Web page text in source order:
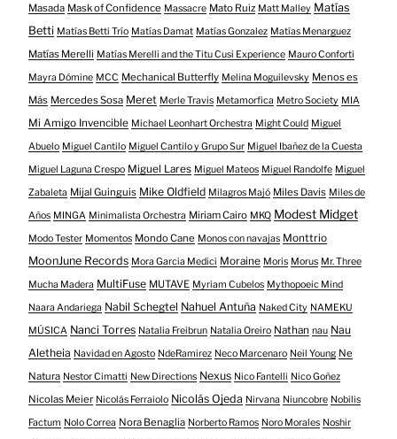
Masada Mask of Confidence Massacre Mato Ruiz Matt Malley Matías
Betti Matías Betti Trío Matías Damat Matías Gonzalez Matías Menarguez
Matías Merelli Matías Merelli and the Titu Cusi Experience Mauro Conforti
Mayra Dómine MCC Mechanical Butterfly Melina Moguilevsky Menos es
Más Mercedes Sosa Meret Merle Travis Metamorfica Metro Society MIA
Mi Amigo Invencible Michael Leonhart Orchestra Might Could Miguel
Abuelo Miguel Cantilo Miguel Cantilo y Grupo Sur Miguel Ibañez de la Cuesta
Miguel Laguna Crespo Miguel Lares Miguel Mateos Miguel Randolfe Miguel
Zabaleta Mijal Guinguis Mike Oldfield Milagros Majó Miles Davis Miles de
Años MINGA Minimalista Orchestra Miriam Cairo MKQ Modest Midget
Modo Tester Momentos Mondo Cane Monos con navajas Monttrio
MoonJune Records Mora Garcia Medici Moraine Moris Morus Mr. Three
Mucha Madera MultiFuse MUTAVE Myriam Cubelos Mythopoeic Mind
Naara Andariega Nabil Schegtel Nahuel Antuña Naked City NAMEKU
MÚSICA Nanci Torres Natalia Freibrun Natalia Oreiro Nathan nau Nau
Aletheia Navidad en Agosto NdeRamirez Neco Marcenaro Neil Young Ne
Natura Nestor Cimatti New Directions Nexus Nico Fantelli Nico Goñez
Nicolas Meier Nicolás Ferraiolo Nicolás Ojeda Nirvana Niuncobre Nobilis
Factum Nolo Correa Nora Benaglia Norberto Ramos Noro Morales Noshir